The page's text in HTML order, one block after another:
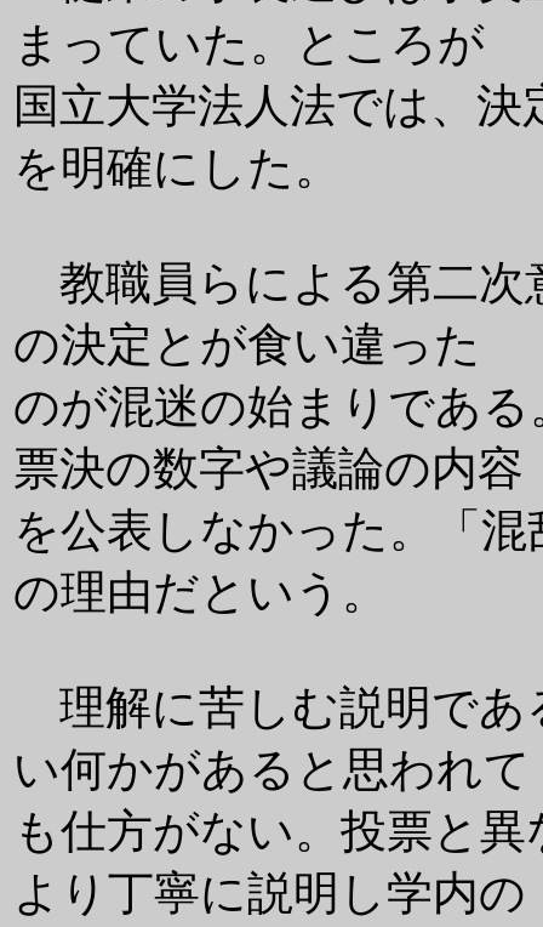
まっていた。ところが
国立大学法人法では、
を明確にした。
教職員らによる第二次
の決定とが食い違った
のが混迷の始まりであ
票決の数字や議論の内容
を公表しなかった。「
の理由だという。
理解に苦しむ説明であ
い何かがあると思われて
も仕方がない。投票と
より丁寧に説明し学内の